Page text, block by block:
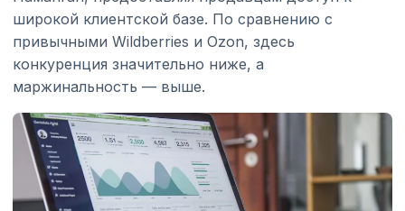
широкой клиентской базе. По сравнению с
привычными Wildberries и Ozon, здесь
конкуренция значительно ниже, а
маржинальность — выше.